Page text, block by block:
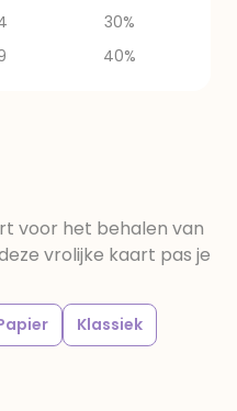
30%
40%
voor het behalen van
vrolijke kaart pas je
Klassiek